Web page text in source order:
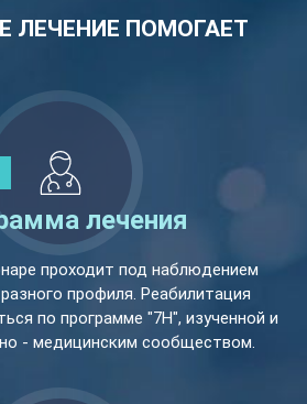
ЛЕЧЕНИЕ ПОМОГАЕТ
лечения
проходит под наблюдением
профиля. Реабилитация
по программе "7Н", изученной и
- медицинским сообществом.